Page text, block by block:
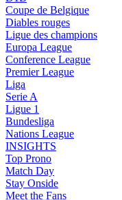
Coupe de Belgique
Diables rouges
Ligue des champions
Europa League
Conference League
Premier League
Liga
Serie A
Ligue 1
Bundesliga
Nations League
INSIGHTS
Top Prono
Match Day
Stay Onside
Meet the Fans